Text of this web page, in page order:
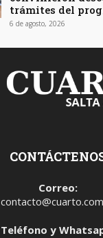
trámites del
6 de agosto, 2026
Correo:
Teléfono y